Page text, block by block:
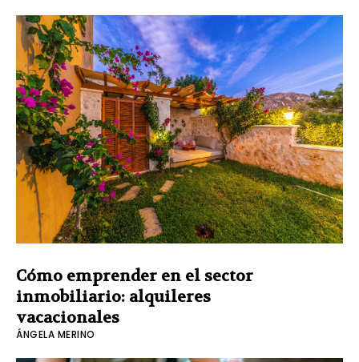
Cómo emprender en el sector
inmobiliario: alquileres
vacacionales
ÁNGELA MERINO